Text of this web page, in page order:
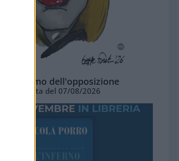
L'ottimismo dell'opposizione
Vignetta del 07/08/2026